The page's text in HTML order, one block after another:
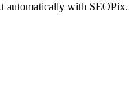
automatically with SEOPix.